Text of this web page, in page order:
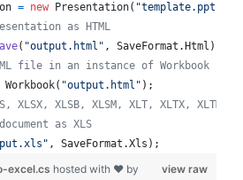
= new Presentation( "template.ppt"
as HTML
( "output.html" , SaveFormat . Html )
file in an instance of Workbook
Workbook( "output.html" ) ;
XLSX, XLSB, XLSM, XLT, XLTX, XLTM,
as XLS
, SaveFormat .Xls ) ;
view raw
excel.cs hosted with ❤ by